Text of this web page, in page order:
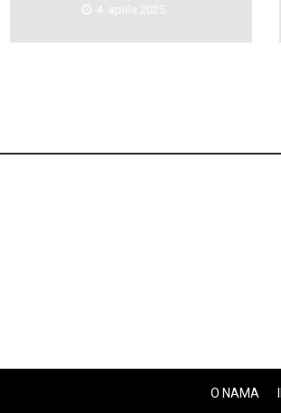
4. aprila 2025.
O NAMA